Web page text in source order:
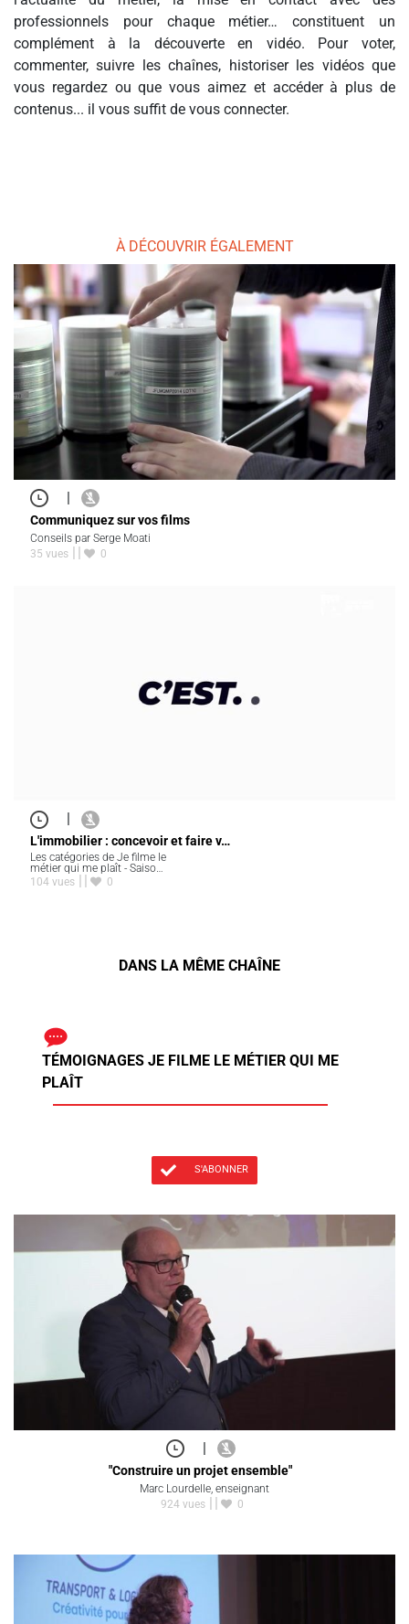
professionnels pour chaque métier… constituent un
complément à la découverte en vidéo. Pour voter,
commenter, suivre les chaînes, historiser les vidéos que
vous regardez ou que vous aimez et accéder à plus de
contenus... il vous suffit de vous connecter.
À DÉCOUVRIR ÉGALEMENT
|
Communiquez sur vos films
Conseils par Serge Moati
35 vues
0
|
L'immobilier : concevoir et faire v…
Les catégories de Je filme le
métier qui me plaît - Saiso…
104 vues
0
DANS LA MÊME CHAÎNE
TÉMOIGNAGES JE FILME LE MÉTIER QUI ME
PLAÎT
S'ABONNER
|
"Construire un projet ensemble"
Marc Lourdelle, enseignant
924 vues
0